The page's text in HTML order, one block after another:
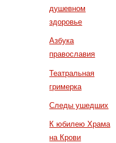
душевном
здоровье
Азбука
православия
Театральная
гримерка
Следы ушедших
К юбилею Храма
на Крови